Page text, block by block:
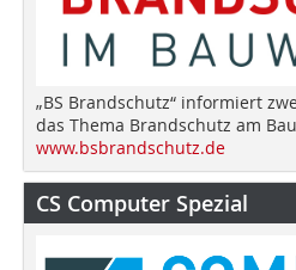
„BS Brandschutz“ informiert
das Thema Brandschutz am
www.bsbrandschutz.de
CS Computer Spezial